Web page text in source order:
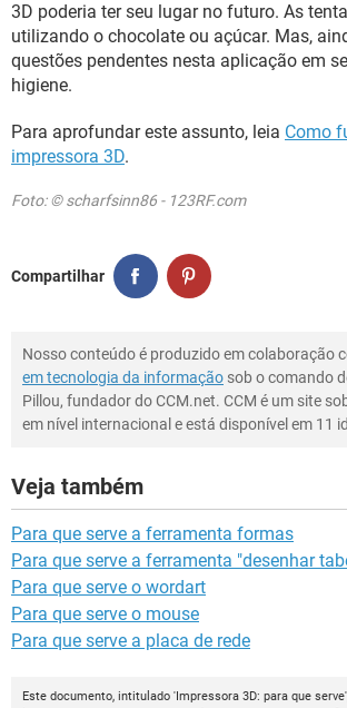
3D poderia ter seu lugar no futuro. As
utilizando o chocolate ou açúcar. Mas,
questões pendentes nesta aplicação em
higiene.
Para aprofundar este assunto, leia Como
impressora 3D.
Foto: © scharfsinn86 - 123RF.com
Compartilhar
Nosso conteúdo é produzido em colaboração
em tecnologia da informação sob o comando
Pillou, fundador do CCM.net. CCM é um site
em nível internacional e está disponível em 11
Veja também
Para que serve a ferramenta formas
Para que serve a ferramenta "desenhar
Para que serve o wordart
Para que serve o mouse
Para que serve a placa de rede
Este documento, intitulado 'Impressora 3D: para que